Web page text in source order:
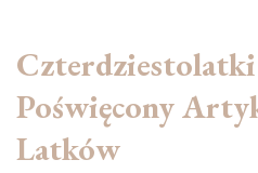
Poświęcony
Latków